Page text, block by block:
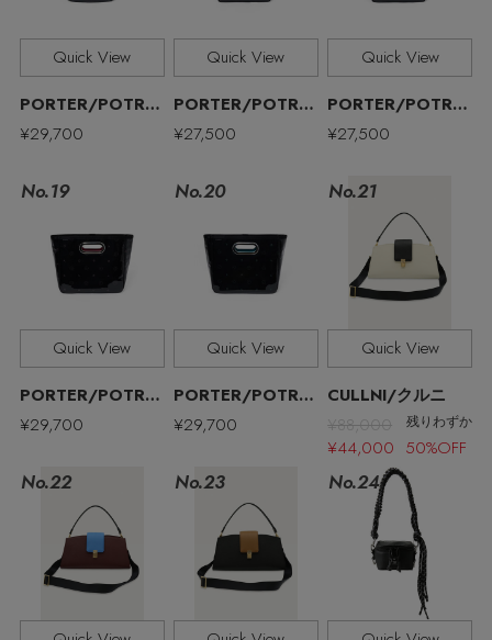
Stay inthe Loop
Quick View
PORTER/POTR/ポーター/ピー・オー・ティー・アール
¥29,700
Quick View
PORTER/POTR/ポーター/ピー・オー・ティー・アール
¥27,500
Quick View
PORTER/POTR/ポーター/ピー・オー・ティー・アール
¥27,500
No.19
Quick View
PORTER/POTR/ポーター/ピー・オー・ティー・アール
¥29,700
No.20
Quick View
PORTER/POTR/ポーター/ピー・オー・ティー・アール
¥29,700
No.21
Quick View
CULLNI/クルニ
¥88,000
残りわずか
¥44,000 50%OFF
No.22 No.23 No.24